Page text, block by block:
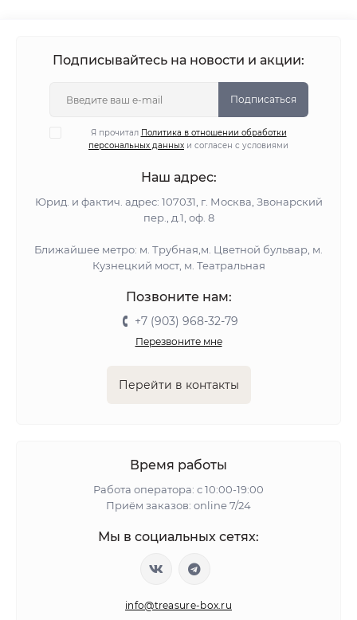
Подписывайтесь на новости и акции:
Подписаться
Я прочитал Политика в отношении обработки
персональных данных и согласен с условиями
Наш адрес:
Юрид. и фактич. адрес: 107031, г. Москва, Звонарский
пер., д.1, оф. 8
Ближайшее метро: м. Трубная,м. Цветной бульвар, м.
Кузнецкий мост, м. Театральная
Позвоните нам:
+7 (903) 968-32-79
Перезвоните мне
Перейти в контакты
Время работы
Работа оператора: с 10:00-19:00
Приём заказов: online 7/24
Мы в социальных сетях:
info@treasure-box.ru